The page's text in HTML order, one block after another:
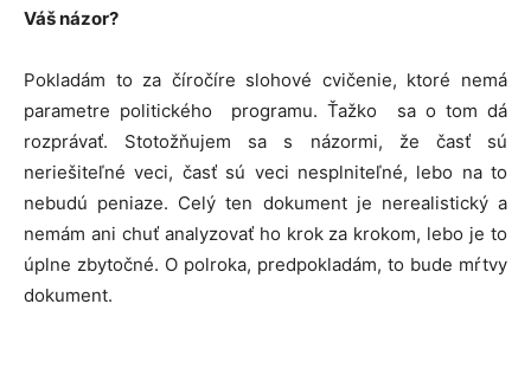
Váš názor?
Pokladám to za číročíre slohové cvičenie, ktoré nemá
parametre politického programu. Ťažko sa o tom dá
rozprávať. Stotožňujem sa s názormi, že časť sú
neriešiteľné veci, časť sú veci nesplniteľné, lebo na to
nebudú peniaze. Celý ten dokument je nerealistický a
nemám ani chuť analyzovať ho krok za krokom, lebo je to
úplne zbytočné. O polroka, predpokladám, to bude mŕtvy
dokument.